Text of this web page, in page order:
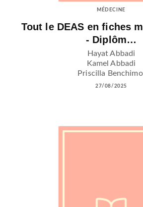
MÉDECINE
Tout le DEAS en fiches
- Diplôm…
Hayat Abbadi
Kamel Abbadi
Priscilla Benchimol
27/08/2025